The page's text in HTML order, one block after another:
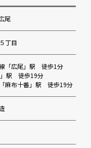
ク
尾
丁目
「広尾」駅 徒歩1分
」駅 徒歩19分
麻布十番」駅 徒歩19分